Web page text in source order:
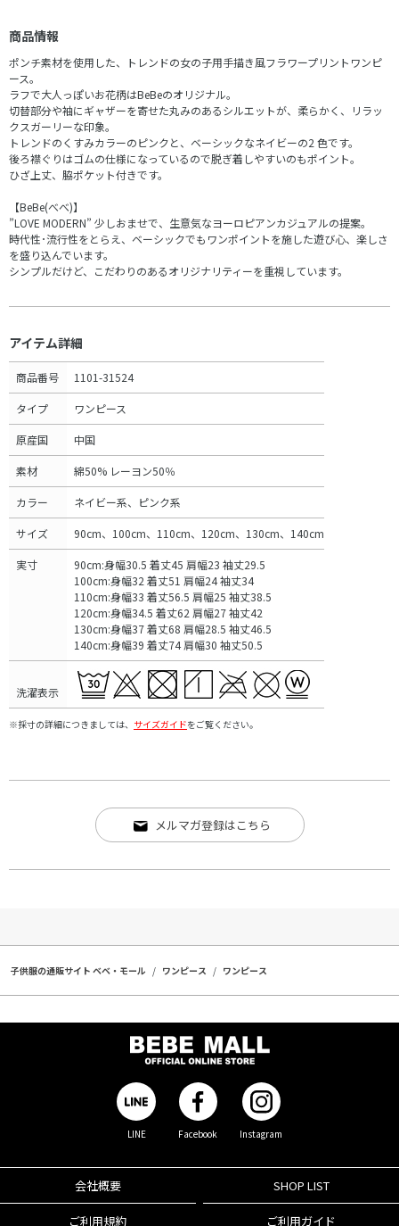
商品情報
ポンチ素材を使用した、トレンドの女の子用手描き風フラワープリントワンピ
ース。
ラフで大人っぽいお花柄はBeBeのオリジナル。
切替部分や袖にギャザーを寄せた丸みのあるシルエットが、柔らかく、リラッ
クスガーリーな印象。
トレンドのくすみカラーのピンクと、ベーシックなネイビーの2 色です。
後ろ襟ぐりはゴムの仕様になっているので脱ぎ着しやすいのもポイント。
ひざ上丈、脇ポケット付きです。
【BeBe(べべ)】
”LOVE MODERN” 少しおませで、生意気なヨーロピアンカジュアルの提案。
時代性･流行性をとらえ、ベーシックでもワンポイントを施した遊び心、楽しさ
を盛り込んでいます。
シンプルだけど、こだわりのあるオリジナリティーを重視しています。
アイテム詳細
商品番号 1101-31524
タイプ ワンピース
原産国 中国
素材 綿50% レーヨン50％
カラー ネイビー系、ピンク系
サイズ 90cm、100cm、110cm、120cm、130cm、140cm
実寸
90cm:身幅30.5 着丈45 肩幅23 袖丈29.5
100cm:身幅32 着丈51 肩幅24 袖丈34
110cm:身幅33 着丈56.5 肩幅25 袖丈38.5
120cm:身幅34.5 着丈62 肩幅27 袖丈42
130cm:身幅37 着丈68 肩幅28.5 袖丈46.5
140cm:身幅39 着丈74 肩幅30 袖丈50.5
洗濯表示
※採寸の詳細につきましては、 サイズガイドをご覧ください。
メルマガ登録はこちら
子供服の通販サイト ベベ・モール ワンピース ワンピース
LINE Facebook Instagram
会社概要 SHOP LIST
ご利用規約 ご利用ガイド